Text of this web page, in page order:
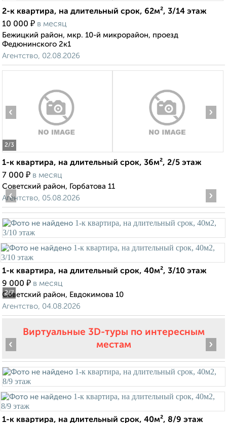
2-к квартира, на длительный срок, 62м², 3/14 этаж
10 000 ₽ в месяц
Бежицкий район, мкр. 10-й микрорайон, проезд
Федюнинского 2к1
Агентство, 02.08.2026
2/3
‹ ›
1-к квартира, на длительный срок, 36м², 2/5 этаж
7 000 ₽ в месяц
Советский район, Горбатова 11
Агентство, 05.08.2026
2/7
‹ ›
1-к квартира, на длительный срок, 40м², 3/10 этаж
9 000 ₽ в месяц
Советский район, Евдокимова 10
Агентство, 04.08.2026
Виртуальные 3D-туры по интересным
местам
‹ ›
1-к квартира, на длительный срок, 40м², 8/9 этаж